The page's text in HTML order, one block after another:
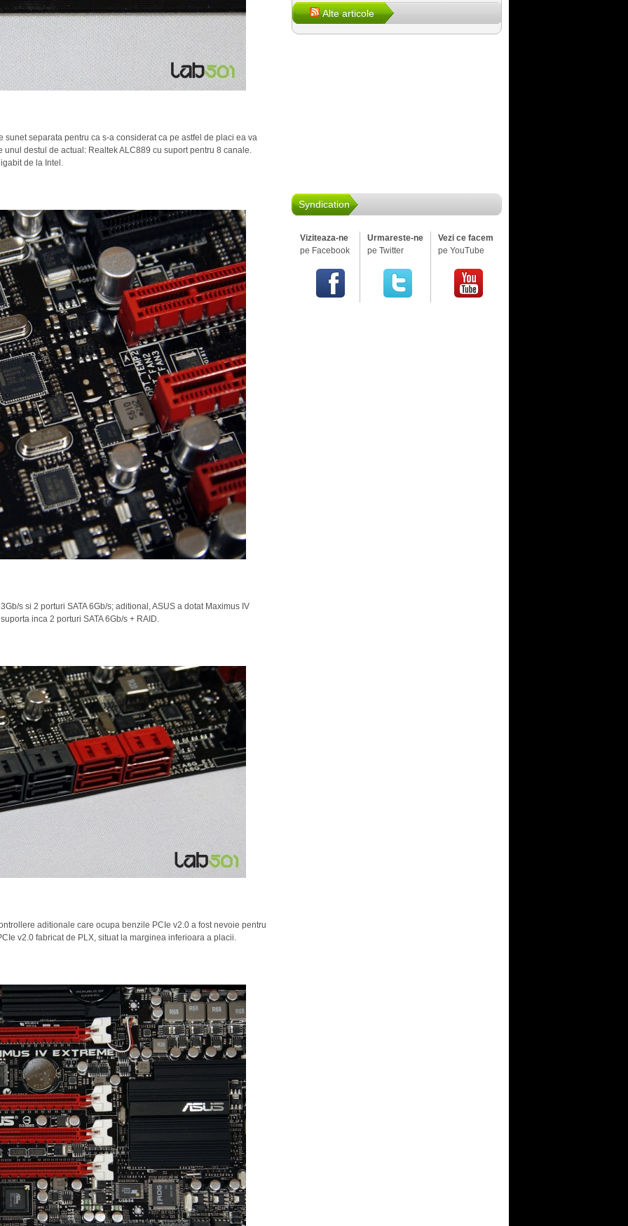
separata pentru ca s-a considerat ca pe astfel de placi ea va
destul de actual: Realtek ALC889 cu suport pentru 8 canale.
de la Intel.
s si 2 porturi SATA 6Gb/s; aditional, ASUS a dotat Maximus IV
inca 2 porturi SATA 6Gb/s + RAID.
aditionale care ocupa benzile PCIe v2.0 a fost nevoie pentru
v2.0 fabricat de PLX, situat la marginea inferioara a placii.
Alte articole
Syndication
Viziteaza-ne
pe Facebook
Urmareste-ne
pe Twitter
Vezi ce facem
pe YouTube